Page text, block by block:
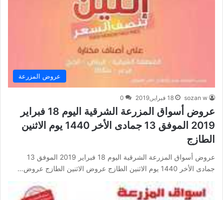
عروض المزرعة
sozan w 18 فبراير,2019 0
عروض أسواق المزرعة الشرقية اليوم 18 فبراير
2019 الموفق 13 جمادى الأخر 1440 يوم الاثنين
الطازج
عروض أسواق المزرعة الشرقية اليوم 18 فبراير 2019 الموفق 13
جمادى الأخر 1440 يوم الاثنين الطازج عروض الاثنين الطازج عروض…